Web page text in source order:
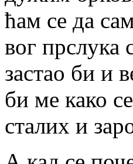
ћам се да
вог пр­слу­ка
за­стао би и
би ме ка­ко
ста­лих и